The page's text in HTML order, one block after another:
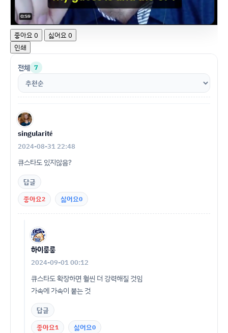
좋아요0 싫어요0
인쇄
전체 7
singularité
2024-08-31 22:48
큐스타도 있지않음?
답글
좋아요2 싫어요0
하이룽룽
2024-09-01 00:12
큐스타도 확장하면 훨씬 더 강력해질 것임
가속에 가속이 붙는 것
답글
좋아요1 싫어요0